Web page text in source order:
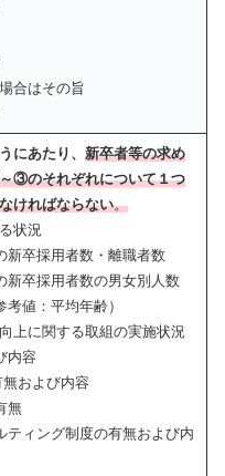
合はその旨
にあたり、新卒者等の求め
③のそれぞれについて１つ
ければならない。
状況
卒採用者数・離職者数
卒採用者数の男女別人数
値：平均年齢）
上に関する取組の実施状況
内容
および内容
無
ィング制度の有無および内